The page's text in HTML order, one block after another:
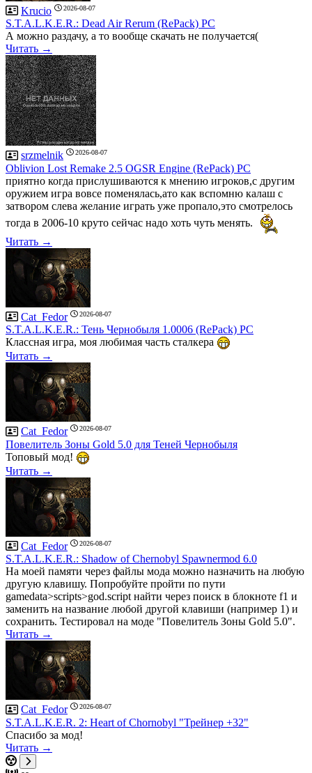
Krucio 2026-08-07
S.T.A.L.K.E.R.: Dead Air Rerum (RePack) PC
А можно раздачу, а то вообще скачать не получается(
Читать →
srzmelnik 2026-08-07
Oblivion Lost Remake 2.5 OGSR Engine (RePack) PC
приятно когда прислушиваются к мнению игроков,с другим
оружием игра вовсе поменялась,ато как вспомню калаш с
затвором слева желание играть уже пропало,это смотрелось
тогда в 2006-10 круто сейчас надо хоть чуть менять.
Читать →
Cat_Fedor 2026-08-07
S.T.A.L.K.E.R.: Тень Чернобыля 1.0006 (RePack) PC
Классная игра, моя любимая часть сталкера
Читать →
Cat_Fedor 2026-08-07
Повелитель Зоны Gold 5.0 для Теней Чернобыля
Топовый мод!
Читать →
Cat_Fedor 2026-08-07
S.T.A.L.K.E.R.: Shadow of Chernobyl Spawnermod 6.0
На моей памяти через файлы мода можно назначить на любую
другую клавишу. Попробуйте пройти по пути
gamedata>scripts>god.script найти через поиск в блокноте f1 и
заменить на название любой другой клавиши (например 1) и
сохранить. Тестировал на моде "Повелитель Зоны Gold 5.0".
Читать →
Cat_Fedor 2026-08-07
S.T.A.L.K.E.R. 2: Heart of Chornobyl "Трейнер +32"
Спасибо за мод!
Читать →